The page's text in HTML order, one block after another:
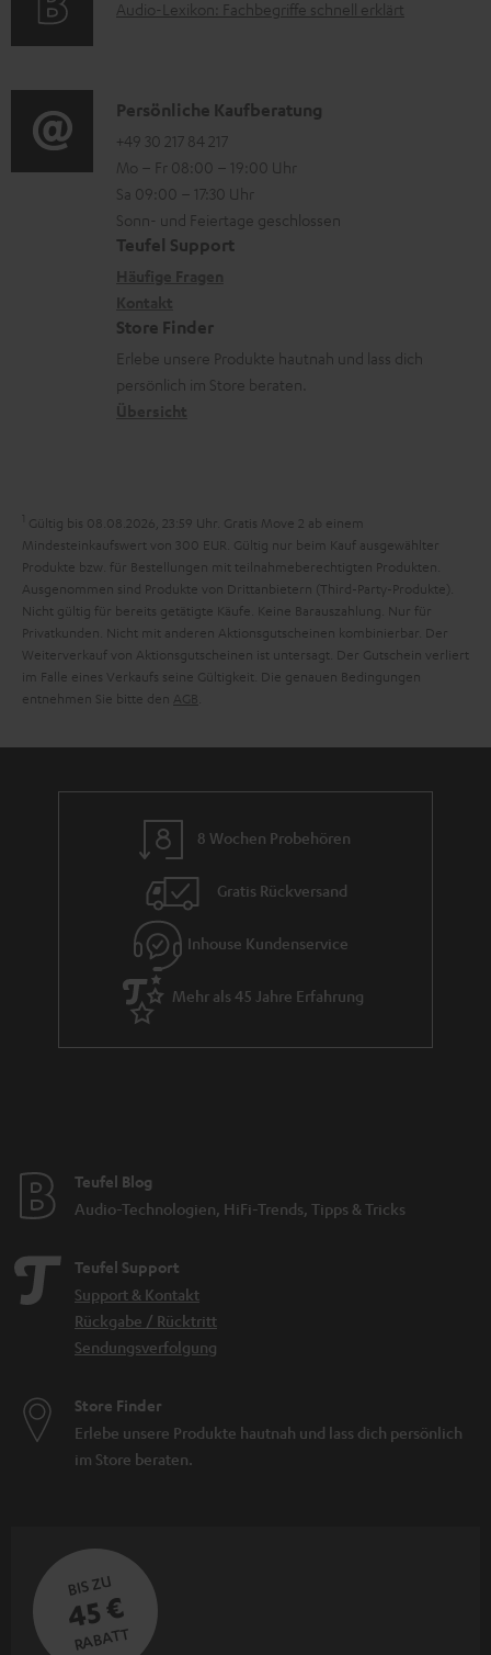
e
i
e
n
z
u
m
e
r
s
r
t
i
o
n
e
u
r
n
t
i
e
A
i
o
-
L
e
k
o
Audio-Lexikon: Fachbegriffe schnell erklärt
K
o
n
t
a
d
a
Persönliche Kaufberatung
+49 30 217 84 217
Mo – Fr 08:00 – 19:00 Uhr
Sa 09:00 – 17:30 Uhr
Sonn- und Feiertage geschlossen
Teufel Support
Store Finder
Erlebe unsere Produkte hautnah und lass dich
persönlich im Store beraten.
1 Gültig bis 08.08.2026, 23:59 Uhr. Gratis Move 2 ab einem
Mindesteinkaufswert von 300 EUR. Gültig nur beim Kauf ausgewählter
Produkte bzw. für Bestellungen mit teilnahmeberechtigten Produkten.
Ausgenommen sind Produkte von Drittanbietern (Third-Party-Produkte).
Nicht gültig für bereits getätigte Käufe. Keine Barauszahlung. Nur für
Privatkunden. Nicht mit anderen Aktionsgutscheinen kombinierbar. Der
Weiterverkauf von Aktionsgutscheinen ist untersagt. Der Gutschein verliert
im Falle eines Verkaufs seine Gültigkeit. Die genauen Bedingungen
entnehmen Sie bitte den AGB
8 Wochen Probehören
Gratis Rückversand
Inhouse Kundenservice
Mehr als 45 Jahre Erfahrung
Teufel Blog
Audio-Technologien, HiFi-Trends, Tipps & Tricks
Teufel Support
Support & Kontakt
Rückgabe / Rücktritt
Sendungsverfolgung
Store Finder
Erlebe unsere Produkte hautnah und lass dich persönlich
im Store beraten.
BIS ZU
45 €
RABATT